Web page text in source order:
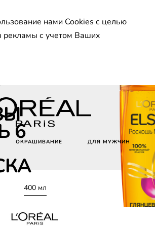
нами Cookies с целью
рекламы с учетом Ваших
ОКРАШИВАНИЕ ДЛЯ МУЖЧИН
6
400 мл